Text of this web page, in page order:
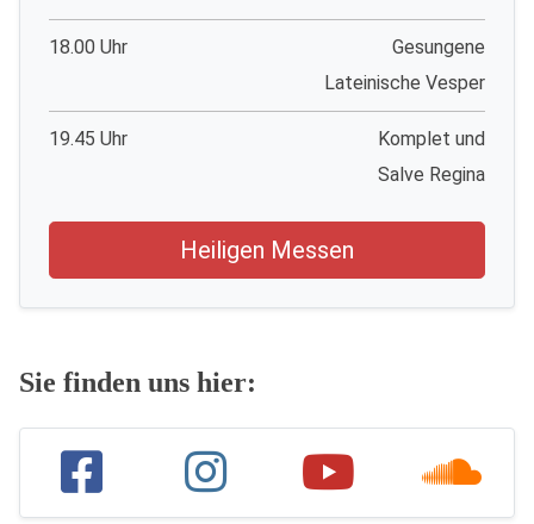
18.00 Uhr
Gesungene
Lateinische Vesper
19.45 Uhr
Komplet und
Salve Regina
Heiligen Messen
Sie finden uns hier: